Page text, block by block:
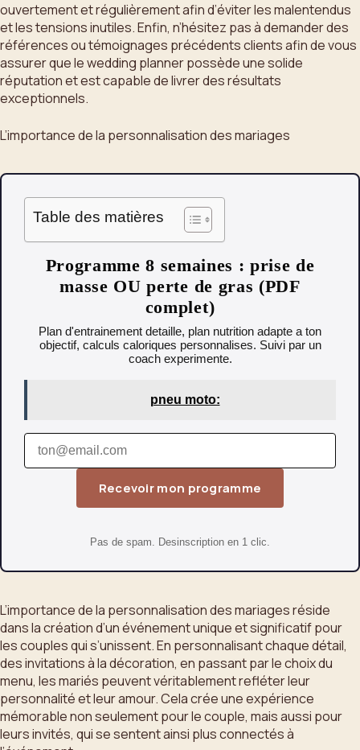
ouvertement et régulièrement afin d’éviter les malentendus
et les tensions inutiles. Enfin, n’hésitez pas à demander des
références ou témoignages précédents clients afin de vous
assurer que le wedding planner possède une solide
réputation et est capable de livrer des résultats
exceptionnels.
L’importance de la personnalisation des mariages
Table des matières
Programme 8 semaines : prise de
masse OU perte de gras (PDF
complet)
Plan d'entrainement detaille, plan nutrition adapte a ton
objectif, calculs caloriques personnalises. Suivi par un
coach experimente.
pneu moto:
Recevoir mon programme
Pas de spam. Desinscription en 1 clic.
L’importance de la personnalisation des mariages réside
dans la création d’un événement unique et significatif pour
les couples qui s’unissent. En personnalisant chaque détail,
des invitations à la décoration, en passant par le choix du
menu, les mariés peuvent véritablement refléter leur
personnalité et leur amour. Cela crée une expérience
mémorable non seulement pour le couple, mais aussi pour
leurs invités, qui se sentent ainsi plus connectés à